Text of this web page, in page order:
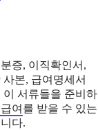
증, 이직확인서,
본, 급여명세서
이 서류들을 준비하
여 를 받을 수 있는
다.